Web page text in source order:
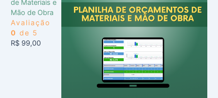
de Materiais e
Mão de Obra
Avaliação
0 de 5
R$ 99,00